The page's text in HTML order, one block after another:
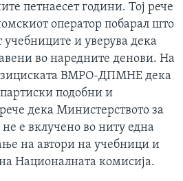
петнаесет години. Тој рече
оператор побарал што
учебниците и уверува дека
во наредните денови. На
ВМРО-ДПМНЕ дека
подобни и
дека Министерството за
е вклучено во ниту една
на автори на учебници и
Националната комисија.